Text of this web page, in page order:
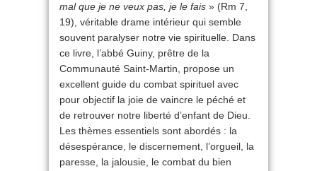
mal que je ne veux pas, je le fais » (Rm 7,
19), véritable drame intérieur qui semble
souvent paralyser notre vie spirituelle. Dans
ce livre, l’abbé Guiny, prêtre de la
Communauté Saint-Martin, propose un
excellent guide du combat spirituel avec
pour objectif la joie de vaincre le péché et
de retrouver notre liberté d’enfant de Dieu.
Les thèmes essentiels sont abordés : la
désespérance, le discernement, l’orgueil, la
paresse, la jalousie, le combat du bien